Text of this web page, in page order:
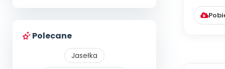
Polecane
Jasełka